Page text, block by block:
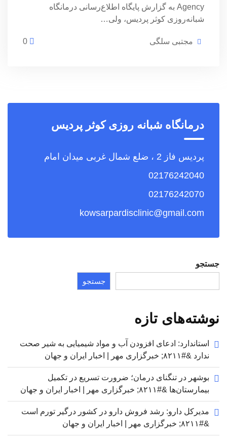
Agency به گزارش پایگاه اطلاع‌رسانی درمانگاه
شبانه‌روزی کوثر پردیس، ولی…
مجتبی سلگی
درمانگاه شبانه روزی کوثر پردیس
پردیس فاز 2 ، ضلع شمال غربی میدان امام
02176242040
02176242070
kowsarpardisclinic@gmail.com
جستجو
جستجو
نوشته‌های تازه
استاندارد: ادعای افزودن آب و مواد شیمیایی به شیر صحت
ندارد &#۸۲۱۱; خبرگزاری مهر | اخبار ایران و جهان
بوشهر در تنگنای درمان؛ ضرورت تسریع در تکمیل
بیمارستان‌ها &#۸۲۱۱; خبرگزاری مهر | اخبار ایران و جهان
مدیرکل دارو: رشد فروش دارو در کشور درگیر تورم است
&#۸۲۱۱; خبرگزاری مهر | اخبار ایران و جهان